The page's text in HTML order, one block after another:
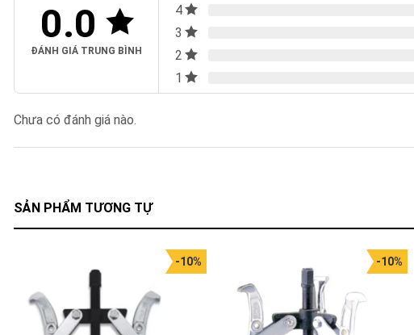
0.0
ĐÁNH GIÁ TRUNG BÌNH
4
3
2
1
Chưa có đánh giá nào.
SẢN PHẨM TƯƠNG TỰ
-10% -10%